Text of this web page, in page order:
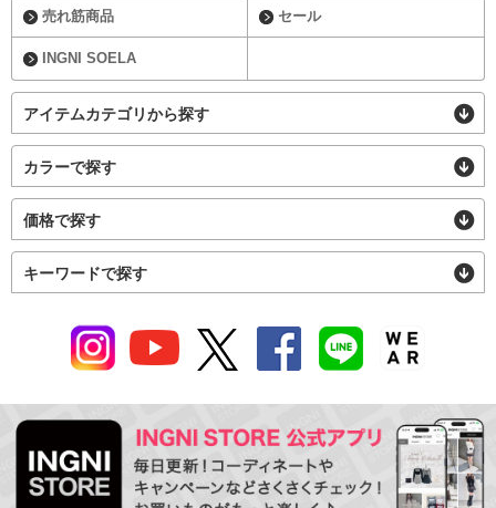
売れ筋商品 セール
INGNI SOELA
アイテムカテゴリから探す
カラーで探す
価格で探す
キーワードで探す